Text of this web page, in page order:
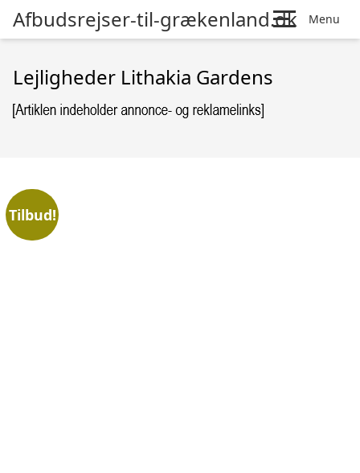
Afbudsrejser-til-grækenland.dk Menu
Lejligheder Lithakia Gardens
Tilbud!